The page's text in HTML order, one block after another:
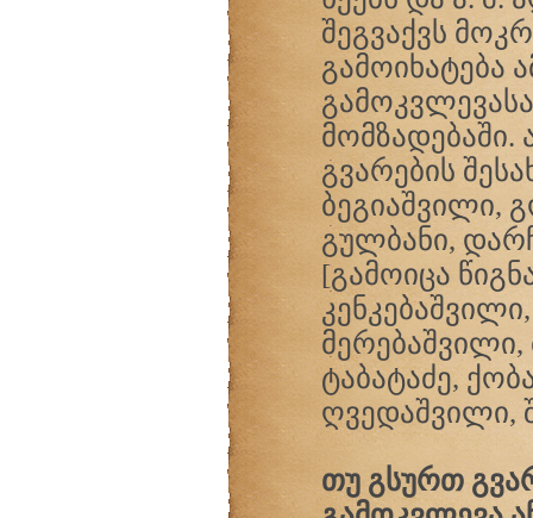
შეგვაქვს
გამოიხატება
მომზადებაში.
გვარების
ბეგიაშვილი,
გულბანი,
[გამოიცა
ტაბატაძე,
ღვედაშვილი,
თუ გსურთ